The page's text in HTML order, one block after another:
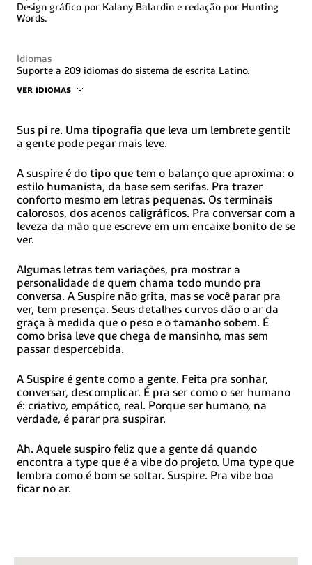
Design gráfico por Kalany Balardin e redação por Hunting
Words.
Idiomas
Suporte a 209 idiomas do sistema de escrita Latino.
VER IDIOMAS
Arvanitic (Latino), Asturian, Atayal, Aymara, Bashkir (Latin),
Basco, Belarusian (Latino), Bemba, Bikol, Bislama, Bósnio,
Breton, Cabo-Verdiano, Crioulo, Catalão, Cebuano, Chamorro,
Creek, Tatar Da Crimeia (Latino), Croata, Checo, Dawan,
Delaware, Dholuo, Drehu, Holandês, Inglês, Esperanto,
Estoniano, Feroês, Fijiano, Filipino, Finlandês, Folkspraak,
Francês, Frisão, Friuliano, Gagauz (Latino), Galego, Ganda,
Genovês, Alemão, Gikuyu, Gooniyandi, Groenlandês
(Kalaallisut), Guadalupe Crioulo, Guarani, Gwich'in, Crioulo
Haitiano, Hän, Havaiano, Hiligaynon, Hopihotcąk (Latino),
Jèrriais, Kala, Lagaw, Yakapampangan (Latino), Kaqchikel,
Karakalpak (Latino), Karelian (Latino), Kashubian, Kikongo,
Kinyarwanda, Kiribati, Kir Undi, Klingonkurdish (Latino),
Ladin, Latino, Latino Sine Flexione, Letão, Lituano, Lojban,
Lombard, Baixo Saxão, Luxemburguês, Maasai, Makhuwa,
Malaio, Maltês, Manx, Maori, Marquesan, Megleno-Romeno,
Meriam, Mir, Mirandês, Mohawk, Moldavo, Montagnais,
Montenegrino, Murrinh-Patha, Crioulo Nagamês, Ndebele,
Novial, Ocidental, Occitano, Oshiwambo, Ossétia (Latino),
Polonês, Papiamento), Piedmontense, Português,
Potawatomi, Q'eqchi,, Quechua, Rarotongan, Romeno,
Romanche, Rotokas, Sami (Inari Sami), Sami (Lule Sami),
Sami (Sami Do Norte), Sami (Sami Do Sul), Samoano, Sango,
Saramaccan, Sardenha, Escocês, Gaélico, Sérvio (Latino),
Eslovaco, Esloveno, Slovio (Latino), Somali, Sorbian (Lower
Sorbian), Sorbian (Upper Sorbian), Sotho (Northern), Sotho
(Sul), Espanhol, Sranan, Sudanês (Latino), Suaíli, Suazi,
Sueco, Tagalo, Taitiano, Tétumtok, Pisin, Tokelaua N,
Tonganês, Tshiluba, Tsonga, Tswana, Tumbuka, Turco,
Sus pi re. Uma tipografia que leva um lembrete gentil:
a gente pode pegar mais leve.
A suspire é do tipo que tem o balanço que aproxima: o
estilo humanista, da base sem serifas. Pra trazer
conforto mesmo em letras pequenas. Os terminais
calorosos, dos acenos caligráficos. Pra conversar com a
leveza da mão que escreve em um encaixe bonito de se
ver.
Algumas letras tem variações, pra mostrar a
personalidade de quem chama todo mundo pra
conversa. A Suspire não grita, mas se você parar pra
ver, tem presença. Seus detalhes curvos dão o ar da
graça à medida que o peso e o tamanho sobem. É
como brisa leve que chega de mansinho, mas sem
passar despercebida.
A Suspire é gente como a gente. Feita pra sonhar,
conversar, descomplicar. É pra ser como o ser humano
é: criativo, empático, real. Porque ser humano, na
verdade, é parar pra suspirar.
Ah. Aquele suspiro feliz que a gente dá quando
encontra a type que é a vibe do projeto. Uma type que
lembra como é bom se soltar. Suspire. Pra vibe boa
ficar no ar.